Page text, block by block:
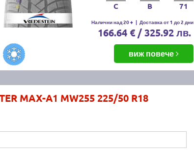
C B 71
Налични над 20 + | Доставка от 1 до 2 дни
166.64 € / 325.92 лв.
виж повече
MAX-A1 MW255 225/50 R18